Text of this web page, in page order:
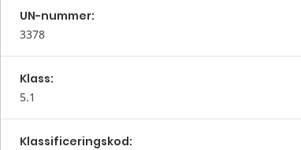
UN-nummer:
3378
Klass:
5.1
Klassifi­cerings­kod: